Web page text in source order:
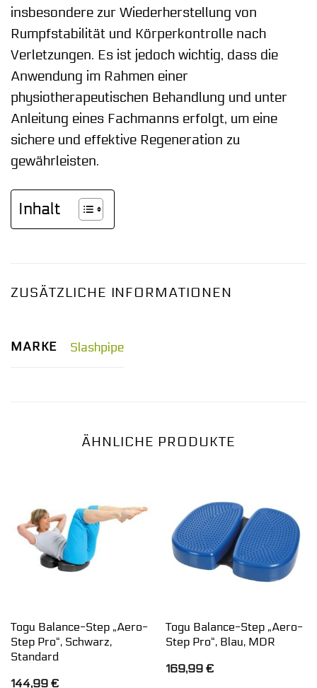
insbesondere zur Wiederherstellung von
Rumpfstabilität und Körperkontrolle nach
Verletzungen. Es ist jedoch wichtig, dass die
Anwendung im Rahmen einer
physiotherapeutischen Behandlung und unter
Anleitung eines Fachmanns erfolgt, um eine
sichere und effektive Regeneration zu
gewährleisten.
Inhalt
ZUSÄTZLICHE INFORMATIONEN
MARKE Slashpipe
ÄHNLICHE PRODUKTE
Togu Balance-Step „Aero-
Step Pro“, Schwarz,
Standard
144,99 €
Togu Balance-Step „Aero-
Step Pro“, Blau, MDR
169,99 €